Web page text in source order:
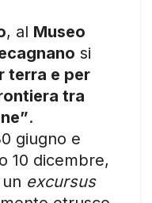
, al Museo
si
terra e per
tra
.
giugno e
10 dicembre,
excursus